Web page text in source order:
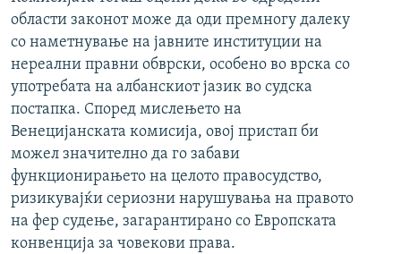
области законот може да оди премногу далеку
со наметнување на јавните институции на
нереални правни обврски, особено во врска со
употребата на албанскиот јазик во судска
постапка. Според мислењето на
Венецијанската комисија, овој пристап би
можел значително да го забави
функционирањето на целото правосудство,
ризикувајќи сериозни нарушувања на правото
на фер судење, загарантирано со Европската
конвенцијa за човекови права.